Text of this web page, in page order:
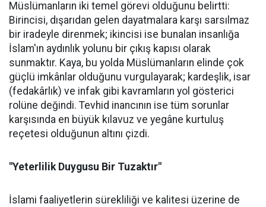
Müslümanların iki temel görevi olduğunu belirtti:
Birincisi, dışarıdan gelen dayatmalara karşı sarsılmaz
bir iradeyle direnmek; ikincisi ise bunalan insanlığa
İslam'ın aydınlık yolunu bir çıkış kapısı olarak
sunmaktır. Kaya, bu yolda Müslümanların elinde çok
güçlü imkânlar olduğunu vurgulayarak; kardeşlik, isar
(fedakârlık) ve infak gibi kavramların yol gösterici
rolüne değindi. Tevhid inancının ise tüm sorunlar
karşısında en büyük kılavuz ve yegâne kurtuluş
reçetesi olduğunun altını çizdi.
"Yeterlilik Duygusu Bir Tuzaktır"
İslami faaliyetlerin sürekliliği ve kalitesi üzerine de